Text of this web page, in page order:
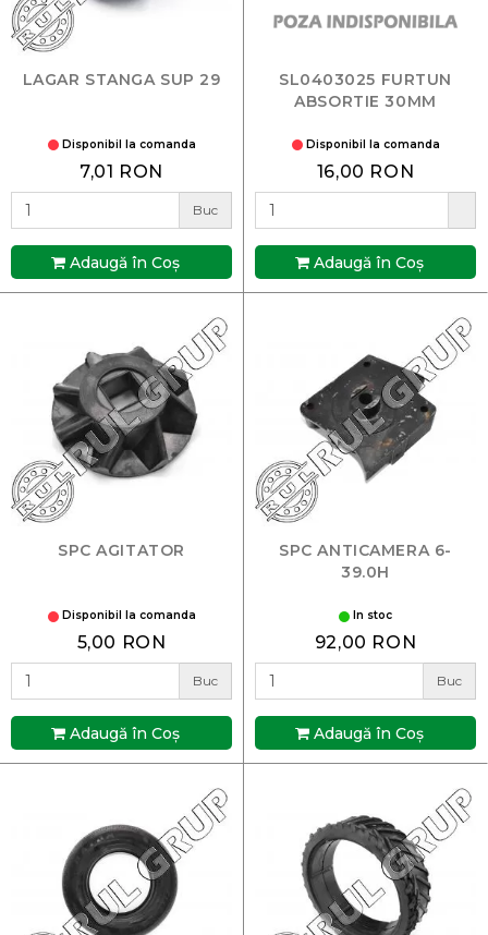
LAGAR STANGA SUP 29
Disponibil la comanda
7,01 RON
Buc
Adaugă în Coş
SL0403025 FURTUN
ABSORTIE 30MM
Disponibil la comanda
16,00 RON
Adaugă în Coş
SPC AGITATOR
Disponibil la comanda
5,00 RON
Buc
Adaugă în Coş
SPC ANTICAMERA 6-
39.0H
In stoc
92,00 RON
Buc
Adaugă în Coş